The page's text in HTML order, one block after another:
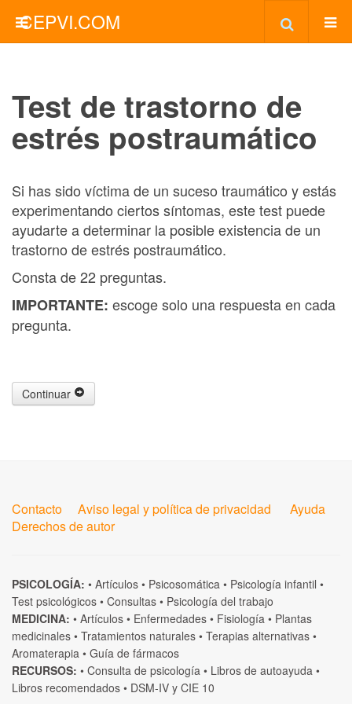
CEPVI.COM
Test de trastorno de
estrés postraumático
Si has sido víctima de un suceso traumático y estás
experimentando ciertos síntomas, este test puede
ayudarte a determinar la posible existencia de un
trastorno de estrés postraumático.
Consta de 22 preguntas.
IMPORTANTE: escoge solo una respuesta en cada
pregunta.
Continuar
Contacto Aviso legal y política de privacidad
Ayuda
Derechos de autor
PSICOLOGÍA: • Artículos • Psicosomática • Psicología infantil •
Test psicológicos • Consultas • Psicología del trabajo
MEDICINA: • Artículos • Enfermedades • Fisiología • Plantas
medicinales • Tratamientos naturales • Terapias alternativas •
Aromaterapia • Guía de fármacos
RECURSOS: • Consulta de psicología • Libros de autoayuda •
Libros recomendados • DSM-IV y CIE 10